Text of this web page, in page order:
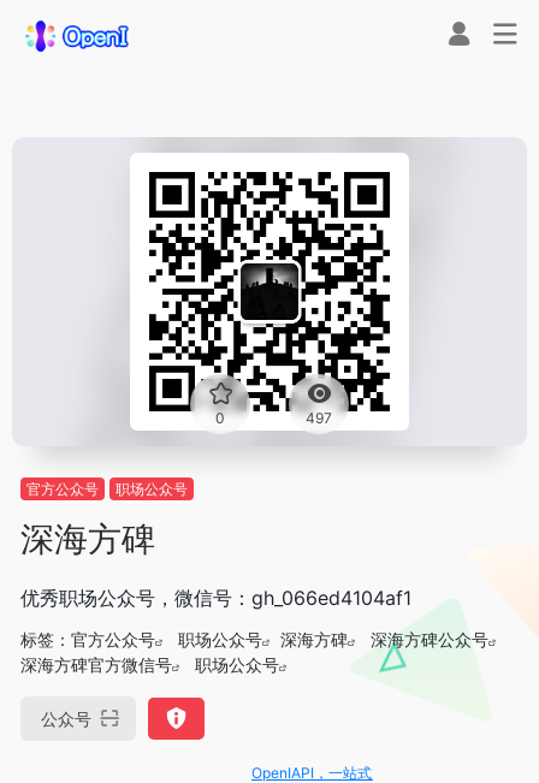
0 497
官方公众号 职场公众号
深海方碑
优秀职场公众号，微信号：gh_066ed4104af1
标签： 官方公众号 职场公众号 深海方碑
深海方碑公众号
深海方碑官方微信号
职场公众号
公众号
OpenIAPI，一站式大模型API聚合平台